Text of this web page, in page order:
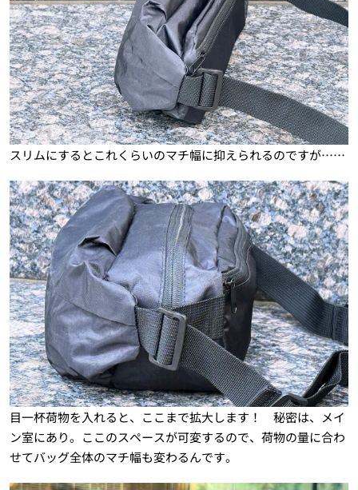
スリムにするとこれくらいのマチ幅に抑えられるのですが……
目一杯荷物を入れると、ここまで拡大します！ 秘密は、メイ
ン室にあり。ここのスペースが可変するので、荷物の量に合わ
せてバッグ全体のマチ幅も変わるんです。